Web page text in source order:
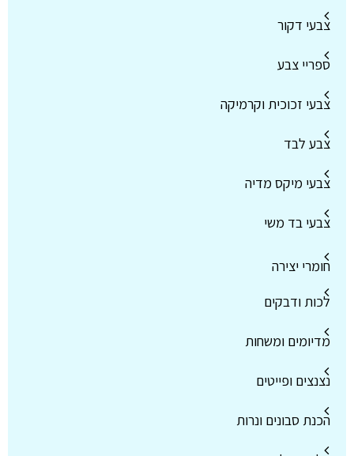
צבעי דקור
ספריי צבע
צבעי זכוכית וקרמיקה
צבע לבד
צבעי מיקס מדיה
צבעי בד משי
חומרי יצירה
לכות ודבקים
מדיומים ומשחות
נצנצים ופייטים
הכנת סבונים ונרות